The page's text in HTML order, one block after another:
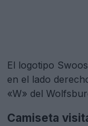
El logotipo
en el lado
«W» del
Camiseta